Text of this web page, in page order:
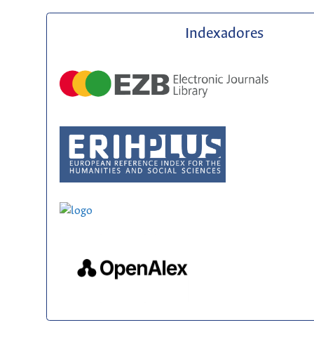
Indexadores